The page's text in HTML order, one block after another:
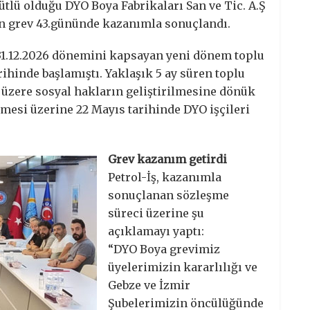
olduğu DYO Boya Fabrikaları San ve Tic. A.Ş
43.gününde kazanımla sonuçlandı.
dönemini kapsayan yeni dönem toplu
başlamıştı. Yaklaşık 5 ay süren toplu
sosyal hakların geliştirilmesine dönük
üzerine 22 Mayıs tarihinde DYO işçileri
Grev kazanım getirdi
Petrol-İş, kazanımla
sonuçlanan sözleşme
süreci üzerine şu
açıklamayı yaptı:
“DYO Boya grevimiz
üyelerimizin kararlılığı ve
Gebze ve İzmir
Şubelerimizin öncülüğünde